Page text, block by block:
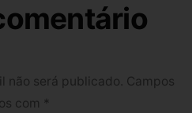
não será publicado. Campos
com *